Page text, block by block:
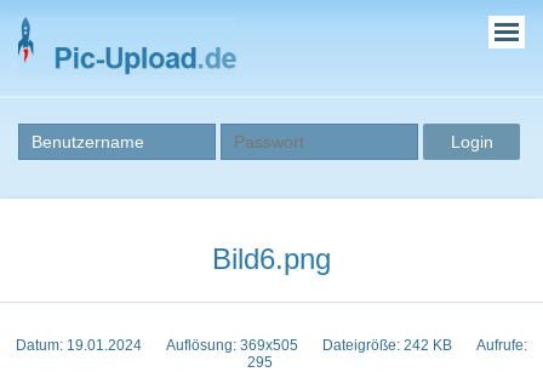
Bild6.png
Datum: 19.01.2024 Auflösung: 369x505 Dateigröße: 242 KB
Aufrufe:
295